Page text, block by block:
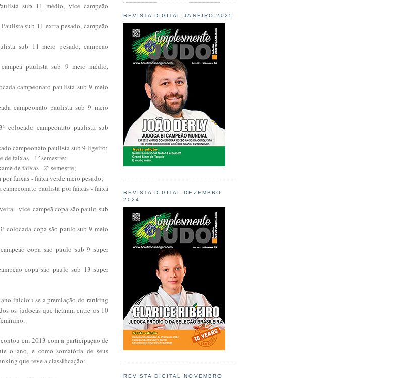
sub 11 médio, vice campeão
sub 11 extra pesado, campeão
sub 11 meio pesado, campeão
paulista sub 9 meio médio,
campeonato paulista sub 9 meio
campeonato paulista sub 9 meio
colocado campeonato paulista sub
campeonato paulista sub 9 ligeiro;
faixas - 1º semestre;
de faixas - 2º semestre;
faixas - faixa verde meio pesado;
campeonato paulista por faixas - faixa
- vice campeã copa são paulo sub
colocada copa são paulo sub 9 meio
copa são paulo sub 9 super
copa são paulo sub 13 super
iniciou-se a premiação do ranking
os judocas que ficaram entre os 10
em 2013 com a participação de
o ano, e como somatória de seus
que teve a classificação:
REVISTA DIGITAL JANEIRO 2025
REVISTA DIGITAL DEZEMBRO
2024
REVISTA DIGITAL NOVEMBRO